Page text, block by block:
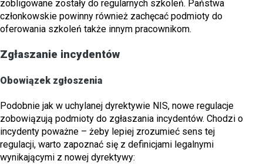
zobligowane zostały do regularnych szkoleń. Państwa
członkowskie powinny również zachęcać podmioty do
oferowania szkoleń także innym pracownikom.
Zgłaszanie incydentów
Obowiązek zgłoszenia
Podobnie jak w uchylanej dyrektywie NIS, nowe regulacje
zobowiązują podmioty do zgłaszania incydentów. Chodzi o
incydenty poważne – żeby lepiej zrozumieć sens tej
regulacji, warto zapoznać się z definicjami legalnymi
wynikającymi z nowej dyrektywy: